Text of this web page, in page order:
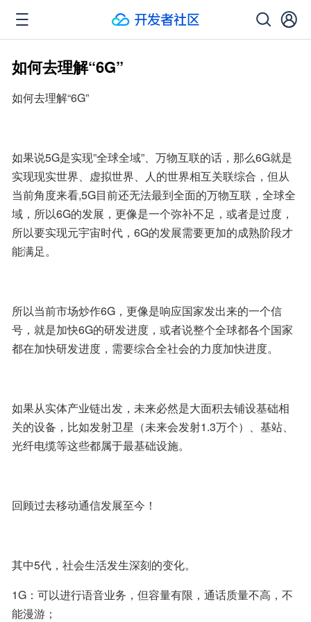
如何去理解“6G”
如何去理解“6G”
如果说5G是实现”全球全域”、万物互联的话，那么6G就是
实现现实世界、虚拟世界、人的世界相互关联综合，但从
当前角度来看,5G目前还无法最到全面的万物互联，全球全
域，所以6G的发展，更像是一个弥补不足，或者是过度，
所以要实现元宇宙时代，6G的发展需要更加的成熟阶段才
能满足。
所以当前市场炒作6G，更像是响应国家发出来的一个信
号，就是加快6G的研发进度，或者说整个全球都各个国家
都在加快研发进度，需要综合全社会的力度加快进度。
如果从实体产业链出发，未来必然是大面积去铺设基础相
关的设备，比如发射卫星（未来会发射1.3万个）、基站、
光纤电缆等这些都属于最基础设施。
回顾过去移动通信发展至今！
其中5代，社会生活发生深刻的变化。
1G：可以进行语音业务，但容量有限，通话质量不高，不
能漫游；